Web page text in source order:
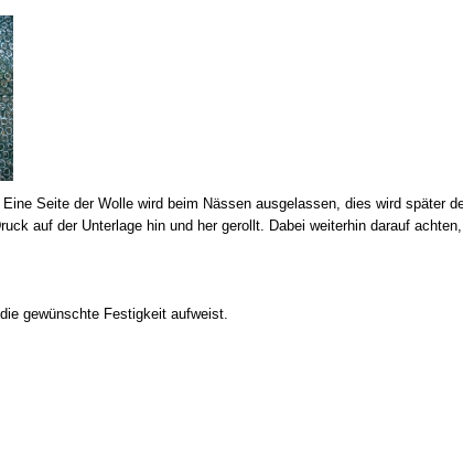
Seite der Wolle wird beim Nässen ausgelassen, dies wird später
auf der Unterlage hin und her gerollt. Dabei weiterhin darauf
gewünschte Festigkeit aufweist.